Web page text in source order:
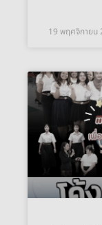
19 พฤศจิกายน